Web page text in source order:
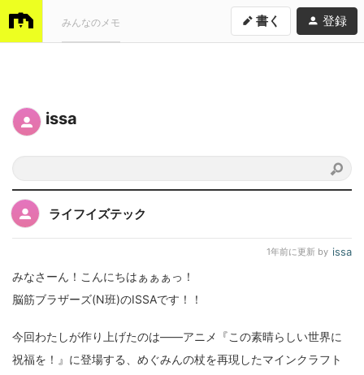
みんなのメモ 書く 登録
issa
ライフイズテック
1年前に更新 by issa
みなさーん！こんにちはぁぁぁっ！
脳筋ブラザーズ(N班)のISSAです！！
今回わたしが作り上げたのは――アニメ『この素晴らしい世界に
祝福を！』に登場する、めぐみんの杖を再現したマインクラフト